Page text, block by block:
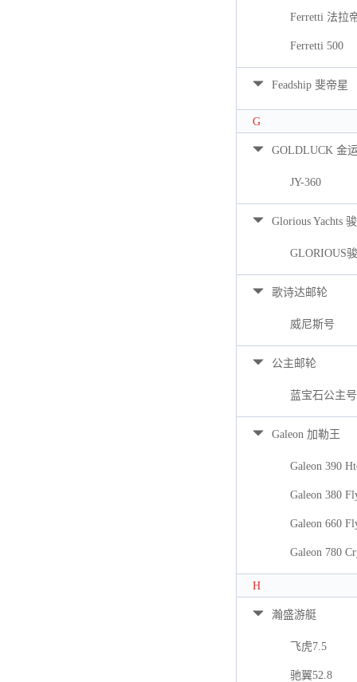
Ferretti 法拉
Ferretti 500
Feadship 斐帝星
G
GOLDLUCK 金
JY-360
Glorious Yachts
GLORIOUS
歌诗达邮轮
威尼斯号
公主邮轮
蓝宝石公主号
Galeon 加勒王
Galeon 390
Galeon 380
Galeon 660
Galeon 780
H
瀚盛游艇
飞虎7.5
驰翼52.8